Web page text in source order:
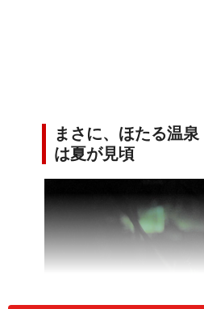
まさに、ほたる温
は夏が見頃